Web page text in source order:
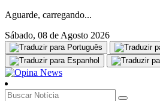
Aguarde, carregando...
Sábado, 08 de Agosto 2026